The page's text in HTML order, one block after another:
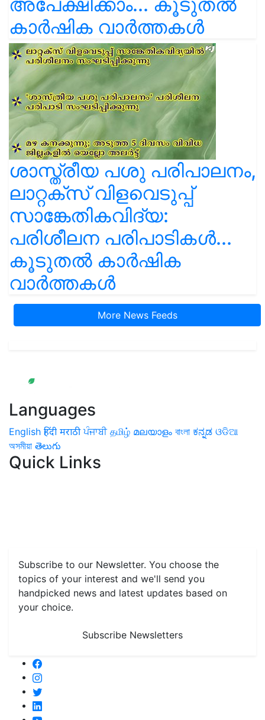
കാർഷിക വാർത്തകൾ
ശാസ്ത്രീയ പശു പരിപാലനം,
ലാറ്റക്സ് വിളവെടുപ്പ്
സാങ്കേതികവിദ്യ:
പരിശീലന പരിപാടികൾ...
കൂടുതൽ കാർഷിക
വാർത്തകൾ
More News Feeds
Languages
English हिंदी मराठी ਪੰਜਾਬੀ தமிழ் മലയാളം বাংলা ಕನ್ನಡ ଓଡିଆ
অসমীয়া తెలుగు
Quick Links
Subscribe to our Newsletter. You choose the
topics of your interest and we'll send you
handpicked news and latest updates based on
your choice.
Subscribe Newsletters